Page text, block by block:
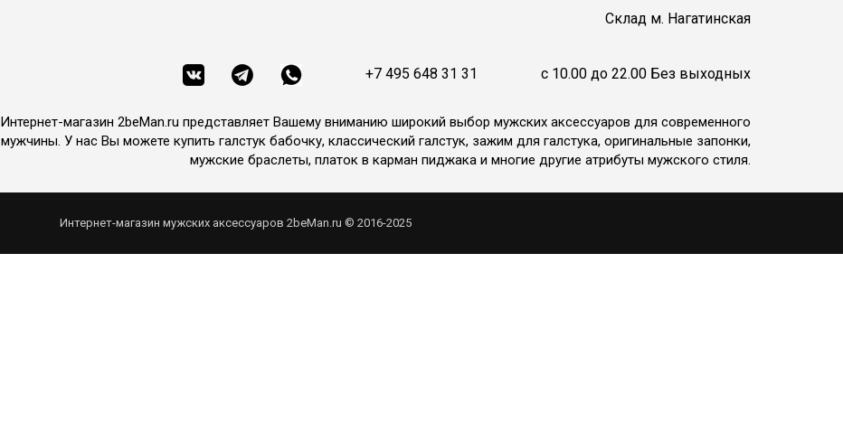
Cклад м. Нагатинская
+7 495 648 31 31 c 10.00 до 22.00 Без выходных
Интернет-магазин 2beMan.ru представляет Вашему вниманию широкий выбор мужских аксессуаров для современного
мужчины. У нас Вы можете купить галстук бабочку, классический галстук, зажим для галстука, оригинальные запонки,
мужские браслеты, платок в карман пиджака и многие другие атрибуты мужского стиля.
Интернет-магазин мужских аксессуаров 2beMan.ru © 2016-2025